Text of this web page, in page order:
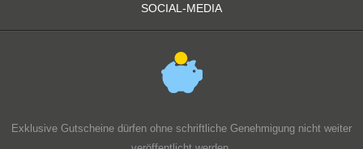
SOCIAL-MEDIA
Exklusive Gutscheine dürfen ohne schriftliche Genehmigung nicht weiter